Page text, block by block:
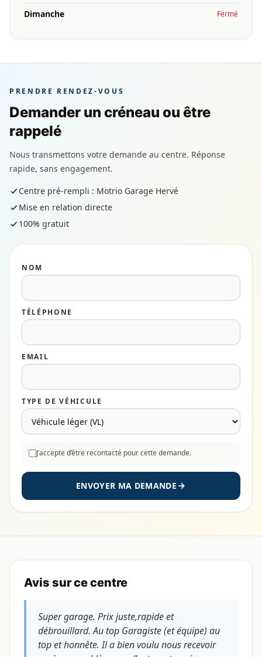
Dimanche Fermé
PRENDRE RENDEZ-VOUS
Demander un créneau ou être
rappelé
Nous transmettons votre demande au centre. Réponse
rapide, sans engagement.
Centre pré-rempli : Motrio Garage Hervé
Mise en relation directe
100% gratuit
NOM
TÉLÉPHONE
EMAIL
TYPE DE VÉHICULE
J’accepte d’être recontacté pour cette demande.
ENVOYER MA DEMANDE
Avis sur ce centre
Super garage. Prix juste,rapide et
débrouillard. Au top Garagiste (et équipe) au
top et honnête. Il a bien voulu nous recevoir